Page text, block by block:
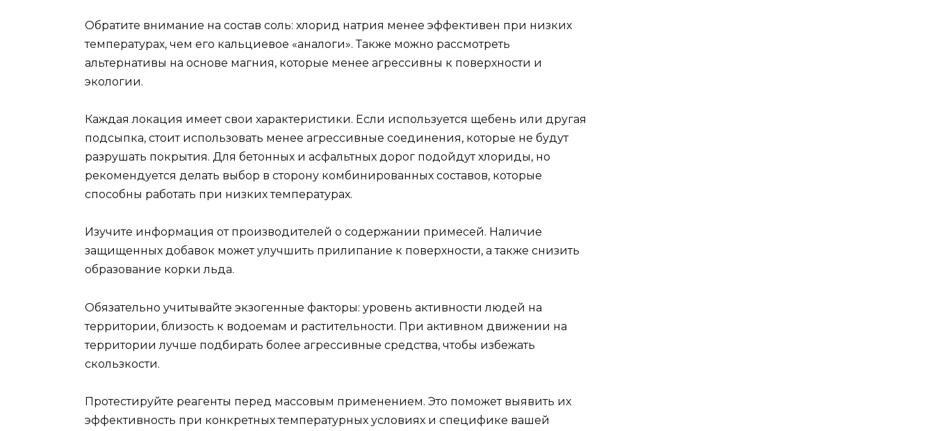
Обратите внимание на состав соль: хлорид натрия менее эффективен при низких
температурах, чем его кальциевое «аналоги». Также можно рассмотреть
альтернативы на основе магния, которые менее агрессивны к поверхности и
экологии.
Каждая локация имеет свои характеристики. Если используется щебень или другая
подсыпка, стоит использовать менее агрессивные соединения, которые не будут
разрушать покрытия. Для бетонных и асфальтных дорог подойдут хлориды, но
рекомендуется делать выбор в сторону комбинированных составов, которые
способны работать при низких температурах.
Изучите информация от производителей о содержании примесей. Наличие
защищенных добавок может улучшить прилипание к поверхности, а также снизить
образование корки льда.
Обязательно учитывайте экзогенные факторы: уровень активности людей на
территории, близость к водоемам и растительности. При активном движении на
территории лучше подбирать более агрессивные средства, чтобы избежать
скользкости.
Протестируйте реагенты перед массовым применением. Это поможет выявить их
эффективность при конкретных температурных условиях и специфике вашей